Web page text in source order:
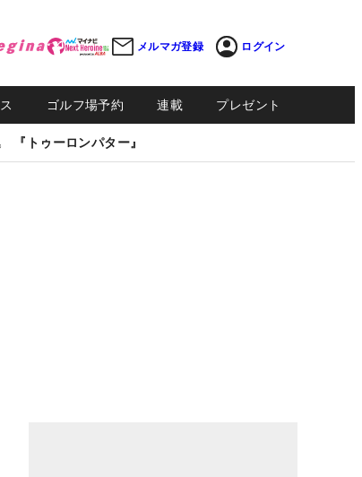
メルマガ登録 ログイン
ゴルフ場予約 連載 プレゼント
『トゥーロンパター』